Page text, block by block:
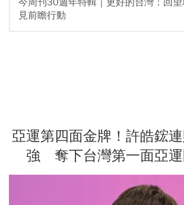
見前瞻行動
亞運第四面金牌！許皓鋐
強 奪下台灣第一面亞運